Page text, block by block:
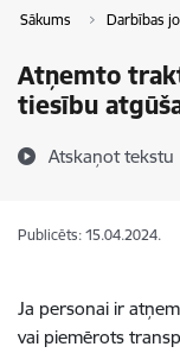
Sākums Darbības
Atņemto
tiesību
Atskaņot tekstu
Publicēts: 15.04.2024.
Ja personai ir
vai piemērots